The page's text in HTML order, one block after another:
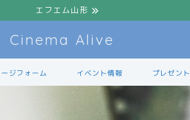
エフエム山形
Cinema Alive
ジフォーム イベント情報 プレゼント